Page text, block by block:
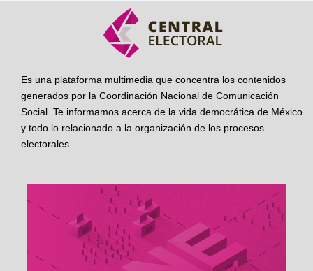
Es una plataforma multimedia que concentra los contenidos
generados por la Coordinación Nacional de Comunicación
Social. Te informamos acerca de la vida democrática de México
y todo lo relacionado a la organización de los procesos
electorales